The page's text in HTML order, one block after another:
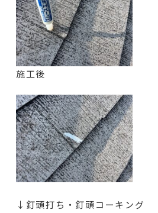
施工後
↓釘頭打ち・釘頭コーキング